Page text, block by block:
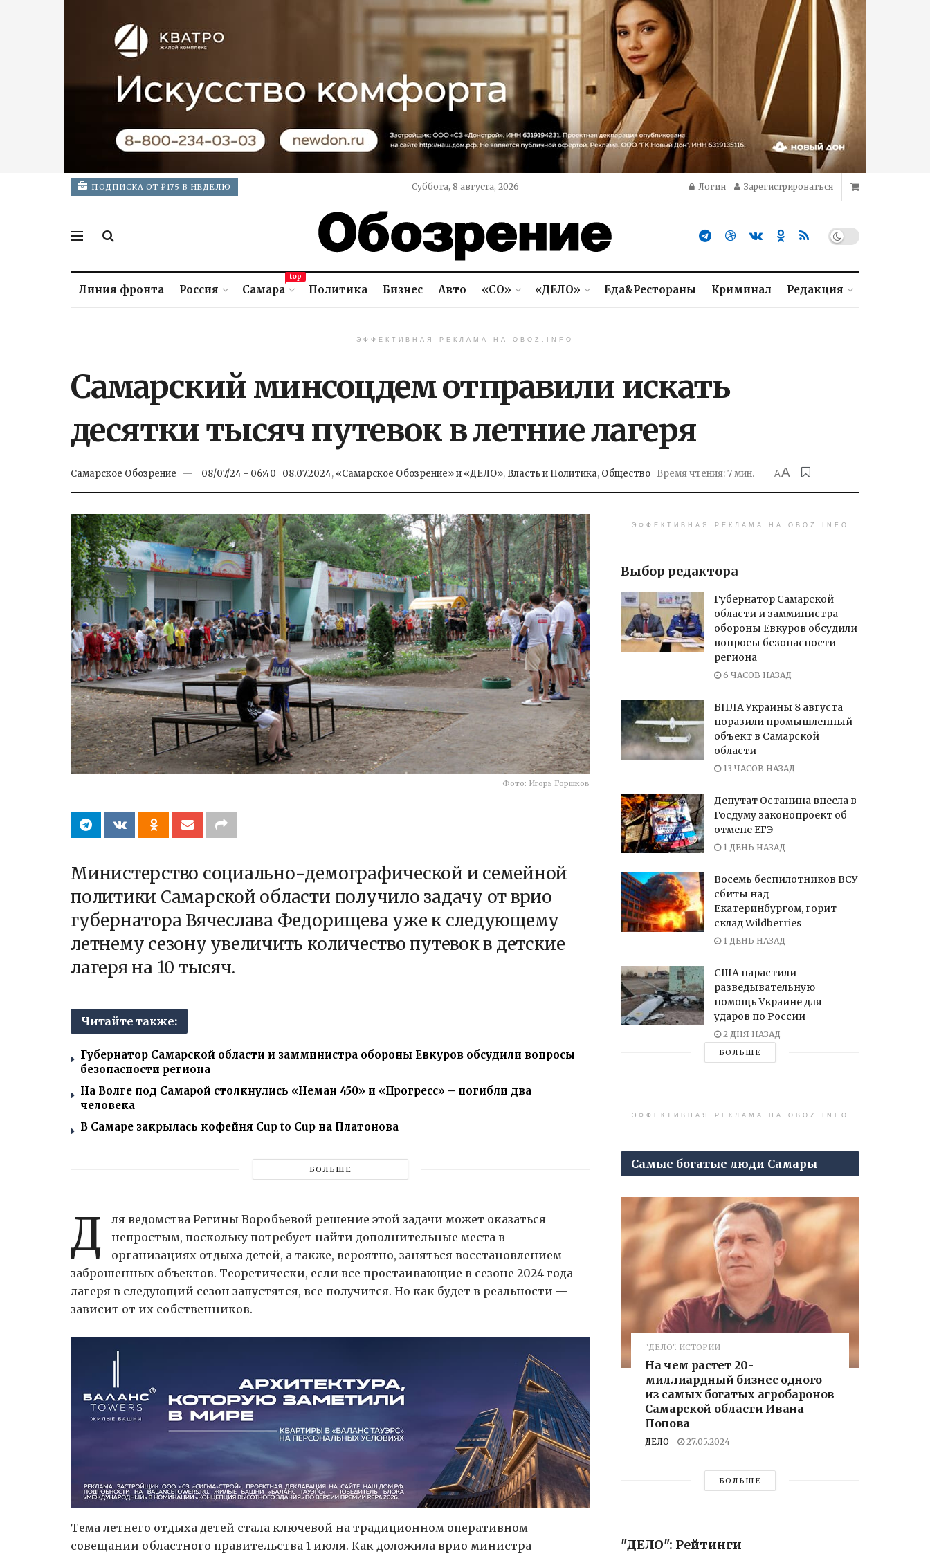
ПОДПИСКА ОТ ₽175 В НЕДЕЛЮ Суббота, 8 августа, 2026 Логин Зарегистрироваться
Линия фронта Россия Самара
top
Политика Бизнес Авто «СО» «ДЕЛО» Еда&Рестораны Криминал Редакция
ЭФФЕКТИВНАЯ РЕКЛАМА НА OBOZ.INFO
Самарский минсоцдем отправили искать
десятки тысяч путевок в летние лагеря
Самарское Обозрение 08/07/24 - 06:40 08.07.2024, «Самарское Обозрение» и «ДЕЛО», Власть и Политика, Общество Время чтения: 7 мин. AA
Фото: Игорь Горшков
Министерство социально-демографической и семейной
политики Самарской области получило задачу от врио
губернатора Вячеслава Федорищева уже к следующему
летнему сезону увеличить количество путевок в детские
лагеря на 10 тысяч.
Читайте также:
Губернатор Самарской области и замминистра обороны Евкуров обсудили вопросы
безопасности региона
На Волге под Самарой столкнулись «Неман 450» и «Прогресс» – погибли два
человека
В Самаре закрылась кофейня Cup to Cup на Платонова
БОЛЬШЕ
Д
ля ведомства Регины Воробьевой решение этой задачи может оказаться
непростым, поскольку потребует найти дополнительные места в
организациях отдыха детей, а также, вероятно, заняться восстановлением
заброшенных объектов. Теоретически, если все простаивающие в сезоне 2024 года
лагеря в следующий сезон запустятся, все получится. Но как будет в реальности —
зависит от их собственников.
Тема летнего отдыха детей стала ключевой на традиционном оперативном
совещании областного правительства 1 июля. Как доложила врио министра
ЭФФЕКТИВНАЯ РЕКЛАМА НА OBOZ.INFO
Выбор редактора
Губернатор Самарской
области и замминистра
обороны Евкуров обсудили
вопросы безопасности
региона
6 ЧАСОВ НАЗАД
БПЛА Украины 8 августа
поразили промышленный
объект в Самарской
области
13 ЧАСОВ НАЗАД
Депутат Останина внесла в
Госдуму законопроект об
отмене ЕГЭ
1 ДЕНЬ НАЗАД
Восемь беспилотников ВСУ
сбиты над
Екатеринбургом, горит
склад Wildberries
1 ДЕНЬ НАЗАД
США нарастили
разведывательную
помощь Украине для
ударов по России
2 ДНЯ НАЗАД
БОЛЬШЕ
ЭФФЕКТИВНАЯ РЕКЛАМА НА OBOZ.INFO
Самые богатые люди Самары
"ДЕЛО". ИСТОРИИ
На чем растет 20-
миллиардный бизнес одного
из самых богатых агробаронов
Самарской области Ивана
Попова
ДЕЛО 27.05.2024
БОЛЬШЕ
"ДЕЛО": Рейтинги